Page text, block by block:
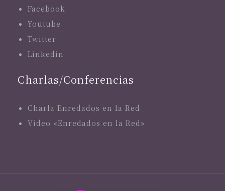
Facebook
Youtube
Twitter
Linkedin
Charlas/Conferencias
Charla Enredados en la Red
Video «Enredados en la Red»